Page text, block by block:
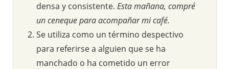
densa y consistente. Esta mañana, compré
un ceneque para acompañar mi café.
Se utiliza como un término despectivo
para referirse a alguien que se ha
manchado o ha cometido un error